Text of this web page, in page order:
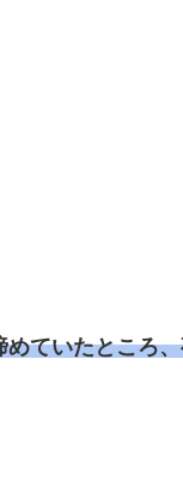
ていたところ